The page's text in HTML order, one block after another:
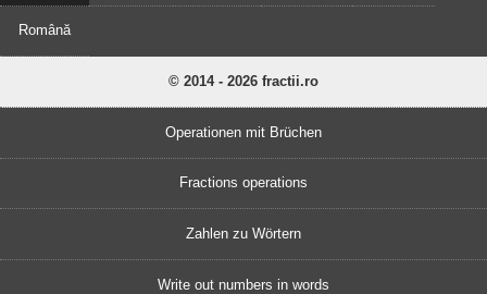
Română
© 2014 - 2026 fractii.ro
Operationen mit Brüchen
Fractions operations
Zahlen zu Wörtern
Write out numbers in words